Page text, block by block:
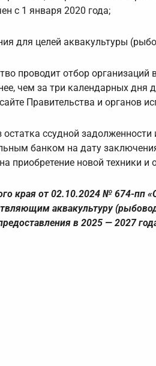
с 1 января 2020 года;
для целей аквакультуры
проводит отбор
чем за три календарных дня
Правительства и органов
остатка ссудной
банком на дату
приобретение новой техники
края от 02.10.2024 № 674-пп
аквакультуру
в 2025 — 2027